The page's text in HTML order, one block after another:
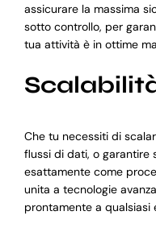
assicurare la massima
sotto controllo, per
tua attività è in ottime
Che tu necessiti di
flussi di dati, o garantire
esattamente come
unita a tecnologie
prontamente a qualsiasi